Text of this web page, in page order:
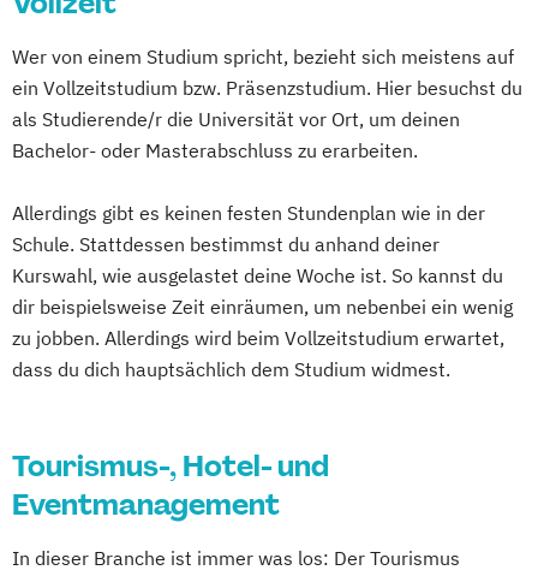
Wer von einem Studium spricht, bezieht sich meistens auf
ein Vollzeitstudium bzw. Präsenzstudium. Hier besuchst du
als Studierende/r die Universität vor Ort, um deinen
Bachelor- oder Masterabschluss zu erarbeiten.
Allerdings gibt es keinen festen Stundenplan wie in der
Schule. Stattdessen bestimmst du anhand deiner
Kurswahl, wie ausgelastet deine Woche ist. So kannst du
dir beispielsweise Zeit einräumen, um nebenbei ein wenig
zu jobben. Allerdings wird beim Vollzeitstudium erwartet,
dass du dich hauptsächlich dem Studium widmest.
Tourismus-, Hotel- und
Eventmanagement
In dieser Branche ist immer was los: Der Tourismus